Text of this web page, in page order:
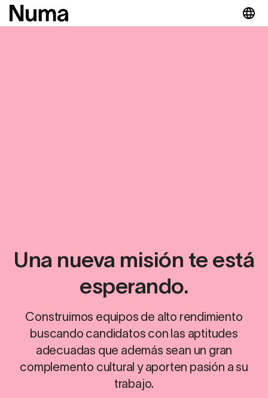
Una nueva misión te está
esperando.
Construimos equipos de alto rendimiento
buscando candidatos con las aptitudes
adecuadas que además sean un gran
complemento cultural y aporten pasión a su
trabajo.